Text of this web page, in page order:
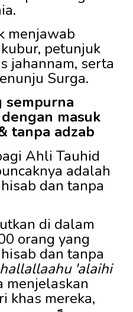
menjawab
petunjuk
jahannam, serta
Surga.
sempurna
masuk
tanpa adzab
Ahli Tauhid
adalah
dan tanpa
di dalam
orang yang
dan tanpa
hallallaahu 'alaihi
menjelaskan
khas mereka,